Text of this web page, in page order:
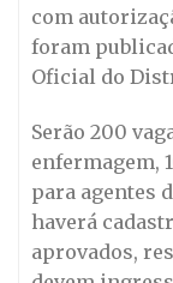
com
foram
Oficial do
Serão 200
enfermagem,
para agentes
haverá
aprovados,